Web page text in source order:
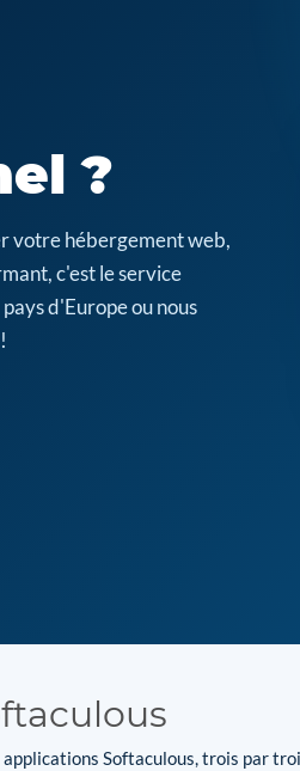
?
votre hébergement web,
c'est le service
d'Europe ou nous
Softaculous, trois par